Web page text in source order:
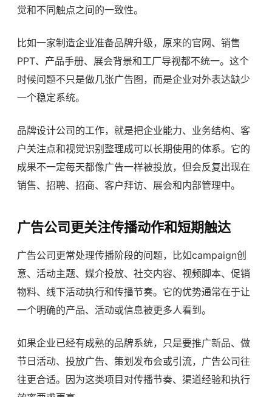
觉和不同触点之间的一致性。
比如一家制造企业准备品牌升级，原来的官网、销售
PPT、产品手册、展会背景和工厂导视都不统一。这个
时候问题不只是做几张广告图，而是企业对外表达缺少
一个稳定系统。
品牌设计公司的工作，就是把企业能力、业务结构、客
户关注点和视觉识别整理成可以长期使用的体系。它的
成果不一定每天都像广告一样被投放，但会反复出现在
销售、招聘、招商、客户拜访、展会和内部管理中。
广告公司更关注传播动作和短期触达
广告公司更常处理传播阶段的问题，比如campaign创
意、活动主题、媒介投放、社交内容、视频脚本、促销
物料、线下活动执行和传播节奏。它的优势通常在于让
一个明确的产品、活动或信息被更多人看到。
如果企业已经有成熟的品牌系统，只是要推广新品、做
节日活动、投放广告、策划发布会或引流，广告公司往
往更合适。因为这类项目对传播节奏、渠道经验和执行